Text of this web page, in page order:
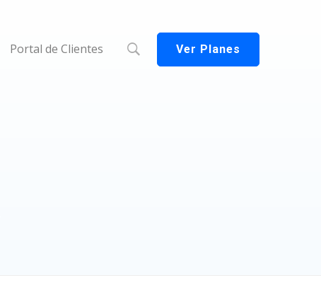
Portal de Clientes Ver Planes